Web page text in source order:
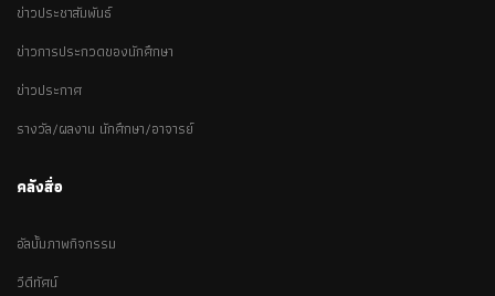
ข่าวประชาสัมพันธ์
ข่าวการประกวดของนักศึกษา
ข่าวประกาศ
รางวัล/ผลงาน นักศึกษา/อาจารย์
คลังสื่อ
อัลบั้มภาพกิจกรรม
วีดีทัศน์